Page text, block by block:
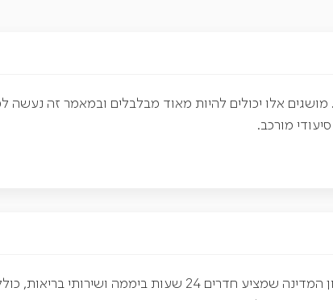
מושגים אלו יכולים להיות מאוד מבלבלים ובמאמר זה נעשה
מורכב.
בית אבות סיעודי הוא מתקן טיפול לטווח ארוך ברישיון המדינה שמציע חדרים 24 שעות ביממה